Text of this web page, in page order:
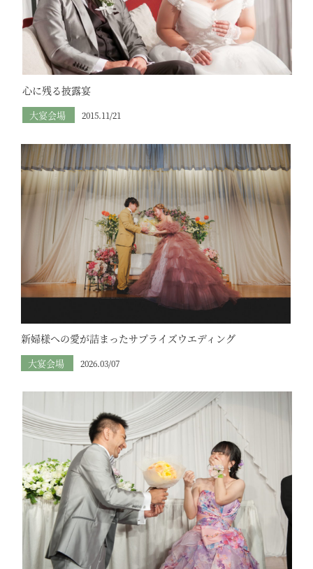
心に残る披露宴
大宴会場 2015.11/21
新婦様への愛が詰まったサプライズウエディング
大宴会場 2026.03/07